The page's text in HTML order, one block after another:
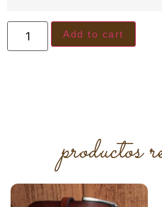
Add to cart
productos